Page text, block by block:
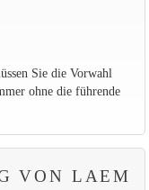
Sie die Vorwahl
ohne die führende
VON LAEM